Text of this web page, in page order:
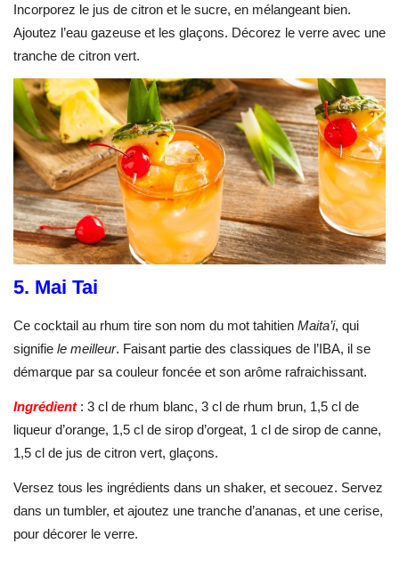
Incorporez le jus de citron et le sucre, en mélangeant bien.
Ajoutez l’eau gazeuse et les glaçons. Décorez le verre avec une
tranche de citron vert.
5. Mai Tai
Ce cocktail au rhum tire son nom du mot tahitien Maita’i, qui
signifie le meilleur. Faisant partie des classiques de l’IBA, il se
démarque par sa couleur foncée et son arôme rafraichissant.
Ingrédient: 3 cl de rhum blanc, 3 cl de rhum brun, 1,5 cl de
liqueur d’orange, 1,5 cl de sirop d’orgeat, 1 cl de sirop de canne,
1,5 cl de jus de citron vert, glaçons.
Versez tous les ingrédients dans un shaker, et secouez. Servez
dans un tumbler, et ajoutez une tranche d’ananas, et une cerise,
pour décorer le verre.